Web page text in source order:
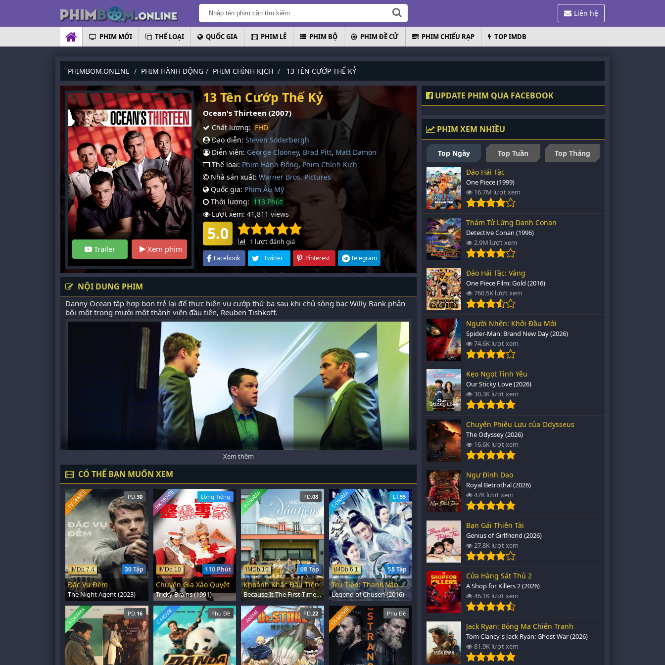
Liên hệ
PHIM MỚI THỂ LOẠI QUỐC GIA PHIM LẺ PHIM BỘ PHIM ĐỀ CỬ PHIM CHIẾU RẠP TOP IMDB
PHIMBOM.ONLINE PHIM HÀNH ĐỘNG PHIM CHÍNH KỊCH 13 TÊN CƯỚP THẾ KỶ
Trailer Xem phim
13 Tên Cướp Thế Kỷ
Ocean's Thirteen (2007)
Chất lượng: FHD
Đạo diễn: Steven Soderbergh
Diễn viên: George Clooney, Brad Pitt, Matt Damon
Thể loại: Phim Hành Động,Phim Chính Kịch
Nhà sản xuất: Warner Bros. Pictures
Quốc gia: Phim Âu Mỹ
Thời lượng: 113 Phút
Lượt xem: 41,811 views
5.0 1 lượt đánh giá
Facebook Twitter Pinterest Telegram
NỘI DUNG PHIM
Danny Ocean tập hợp bọn trẻ lại để thực hiện vụ cướp thứ ba sau khi chủ sòng bạc Willy Bank phản
bội một trong mười một thành viên đầu tiên, Reuben Tishkoff.
Xem thêm
CÓ THỂ BẠN MUỐN XEM
PD. 30
30 Tập
IMDb 7.4
TV-SERIES
Đặc Vụ Đêm
The Night Agent (2023)
Lồng Tiếng
110 Phút
IMDb 10
HK-MOVIE
Chuyên Gia Xảo Quyệt
Tricky Brains (1991)
PD. 08
08 Tập
IMDb 10
K-DRAMA
Khoảnh Khắc Đầu Tiên
Because It The First Time (2015)
LT.55
55 Tập
IMDb 6.1
C-DRAMA
Tru Tiên: Thanh Vân Chí
Legend of Chusen (2016)
PD. 16
K-DRAMA Phụ Đề
C-MOVIE PD. 22
ANIME Phụ Đề
US-MOVIE
UPDATE PHIM QUA FACEBOOK
PHIM XEM NHIỀU
Top Ngày Top Tuần
Top Tháng
Đảo Hải Tặc
One Piece (1999)
16.7M lượt xem
Thám Tử Lừng Danh Conan
Detective Conan (1996)
2.9M lượt xem
Đảo Hải Tặc: Vàng
One Piece Film: Gold (2016)
760.5K lượt xem
Người Nhện: Khởi Đầu Mới
Spider-Man: Brand New Day (2026)
74.6K lượt xem
Kẹo Ngọt Tình Yêu
Our Sticky Love (2026)
30.3K lượt xem
Chuyến Phiêu Lưu của Odysseus
The Odyssey (2026)
16.6K lượt xem
Ngự Đình Dao
Royal Betrothal (2026)
47K lượt xem
Bạn Gái Thiên Tài
Genius of Girlfriend (2026)
27.8K lượt xem
Cửa Hàng Sát Thủ 2
A Shop for Killers 2 (2026)
46.1K lượt xem
Jack Ryan: Bóng Ma Chiến Tranh
Tom Clancy's Jack Ryan: Ghost War (2026)
81.9K lượt xem